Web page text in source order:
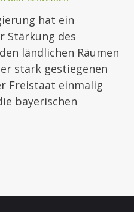
hat ein
Stärkung des
ländlichen Räumen
stark gestiegenen
Freistaat einmalig
bayerischen